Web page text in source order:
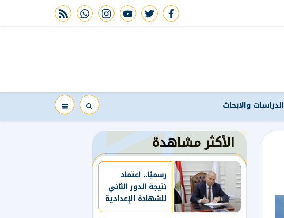
facebook
twitter
youtube
instagram
whatsapp
rss feed
الدراسات والابحاث
الأكثر مشاهدة
رسميًا.. اعتماد
نتيجة الدور الثاني
للشهادة الإعدادية
بالقاهرة 2026